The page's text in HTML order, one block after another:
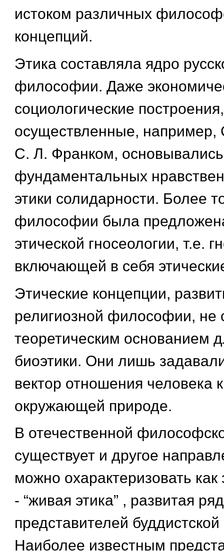
истоком различных
концепций.
Этика составляла ядро
философии. Даже
социологические построения,
осуществленные, например,
С. Л. Франком,
фундаментальных
этики солидарности. Более
философии была
этической гносеологии, т.е.
включающей в себя
Этические концепции,
религиозной философии, не
теоретическим основанием
биоэтики. Они лишь
вектор отношения человека
окружающей природе.
В отечественной
существует и другое
можно охарактеризовать как
- “живая этика” , развитая
представителей
Наиболее известным